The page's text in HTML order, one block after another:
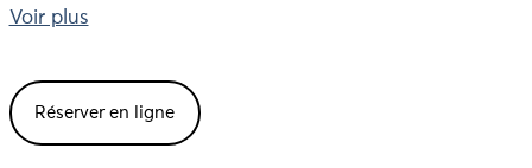
suite, des améliorations y sont apportées et le manoir
se transforme en château romantique à la fin du
XIXème siècle. Vous y découvrirez étang, moulins,
Voir plus
Réserver en ligne